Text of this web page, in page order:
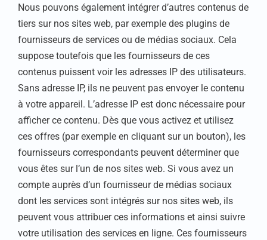
Nous pouvons également intégrer d’autres contenus de
tiers sur nos sites web, par exemple des plugins de
fournisseurs de services ou de médias sociaux. Cela
suppose toutefois que les fournisseurs de ces
contenus puissent voir les adresses IP des utilisateurs.
Sans adresse IP, ils ne peuvent pas envoyer le contenu
à votre appareil. L’adresse IP est donc nécessaire pour
afficher ce contenu. Dès que vous activez et utilisez
ces offres (par exemple en cliquant sur un bouton), les
fournisseurs correspondants peuvent déterminer que
vous êtes sur l’un de nos sites web. Si vous avez un
compte auprès d’un fournisseur de médias sociaux
dont les services sont intégrés sur nos sites web, ils
peuvent vous attribuer ces informations et ainsi suivre
votre utilisation des services en ligne. Ces fournisseurs